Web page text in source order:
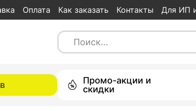
Оплата Как заказать Контакты Для ИП
Промо-акции и
скидки
прокладок для «Славянка